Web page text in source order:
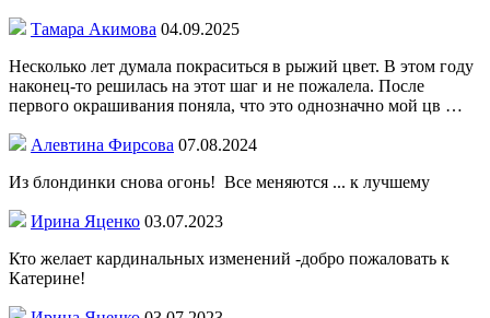
Тамара Акимова 04.09.2025
Несколько лет думала покраситься в рыжий цвет. В этом году
наконец-то решилась на этот шаг и не пожалела. После
первого окрашивания поняла, что это однозначно мой цв …
Алевтина Фирсова 07.08.2024
Из блондинки снова огонь! Все меняются ... к лучшему
Ирина Яценко 03.07.2023
Кто желает кардинальных изменений -добро пожаловать к
Катерине!